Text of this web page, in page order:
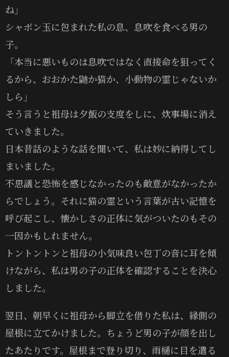
ね」
シャボン玉に包まれた私の息、息吹を食べる男の
子。
「本当に悪いものは息吹ではなく直接命を狙ってく
るから、おおかた鼬か猫か、小動物の霊じゃないか
しら」
そう言うと祖母は夕飯の支度をしに、炊事場に消え
ていきました。
日本昔話のような話を聞いて、私は妙に納得してし
まいました。
不思議と恐怖を感じなかったのも敵意がなかったか
らでしょう。それに猫の霊という言葉が古い記憶を
呼び起こし、懐かしさの正体に気がついたのもその
一因かもしれません。
トントントンと祖母の小気味良い包丁の音に耳を傾
けながら、私は男の子の正体を確認することを決心
しました。
翌日、朝早くに祖母から脚立を借りた私は、縁側の
屋根に立てかけました。ちょうど男の子が顔を出し
たあたりです。屋根まで登り切り、雨樋に目を遣る